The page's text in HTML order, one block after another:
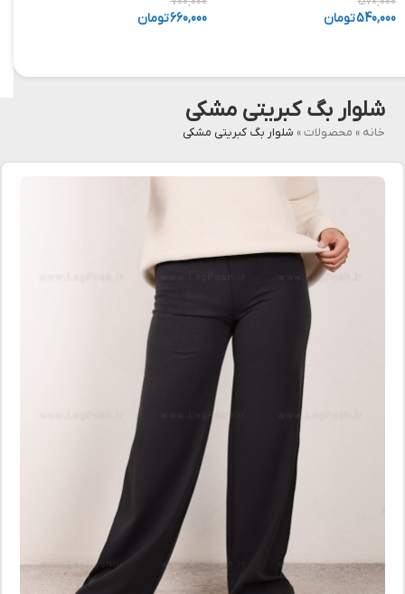
540,000تومان 660,000تومان
شلوار بگ کبریتی مشکی
خانه » محصولات» شلوار بگ کبریتی مشکی